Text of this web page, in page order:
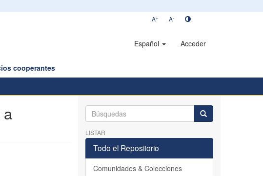
A+ A-
Español Acceder
cooperantes
LISTAR
Todo el Repositorio
Comunidades & Colecciones